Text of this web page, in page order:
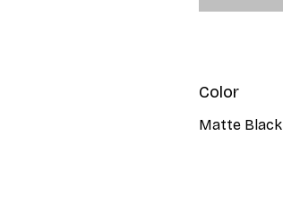
Color
Matte Black